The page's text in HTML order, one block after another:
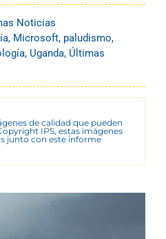
Noticias
, Microsoft, paludismo,
, Uganda, Últimas
de calidad que pueden
IPS, estas imágenes
junto con este informe